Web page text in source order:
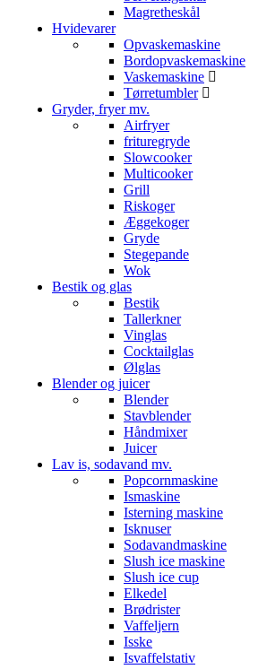
Magretheskål
Hvidevarer
Opvaskemaskine
Bordopvaskemaskine
Vaskemaskine
Tørretumbler
Gryder, fryer mv.
Airfryer
frituregryde
Slowcooker
Multicooker
Grill
Riskoger
Æggekoger
Gryde
Stegepande
Wok
Bestik og glas
Bestik
Tallerkner
Vinglas
Cocktailglas
Ølglas
Blender og juicer
Blender
Stavblender
Håndmixer
Juicer
Lav is, sodavand mv.
Popcornmaskine
Ismaskine
Isterning maskine
Isknuser
Sodavandmaskine
Slush ice maskine
Slush ice cup
Elkedel
Brødrister
Vaffeljern
Isske
Isvaffelstativ